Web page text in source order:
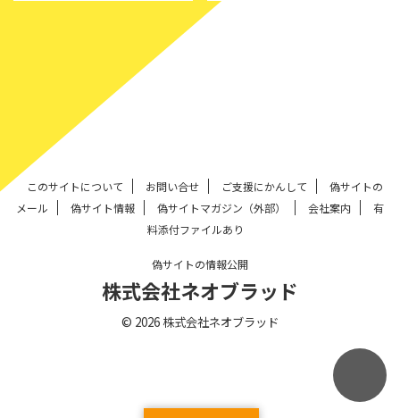
このサイトについて お問い合せ ご支援にかんして
偽サイトの
メール
偽サイト情報 偽サイトマガジン（外部） 会社案内
有
料添付ファイルあり
偽サイトの情報公開
株式会社ネオブラッド
© 2026 株式会社ネオブラッド